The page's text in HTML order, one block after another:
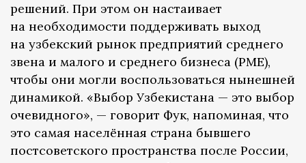
решений. При этом он настаивает
на необходимости поддерживать выход
на узбекский рынок предприятий среднего
звена и малого и среднего бизнеса (PME),
чтобы они могли воспользоваться нынешней
динамикой. «Выбор Узбекистана — это выбор
очевидного», — говорит Фук, напоминая, что
это самая населённая страна бывшего
постсоветского пространства после России,